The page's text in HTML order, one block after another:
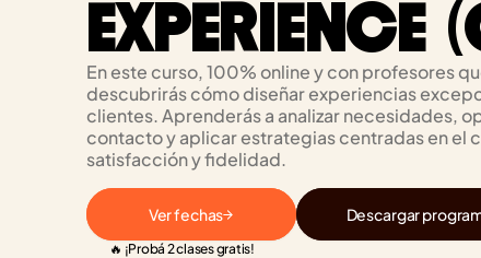
EXPERIENCE
En este curso, 100% online y con profesores
descubrirás cómo diseñar experiencias
clientes. Aprenderás a analizar necesidades,
contacto y aplicar estrategias centradas en el
satisfacción y fidelidad.
Ver fechas
🔥 ¡Probá 2 clases gratis!
Descargar